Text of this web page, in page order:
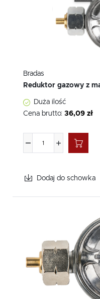
Bradas
Reduktor gazowy z
Duża ilość
Cena brutto: 36,09 zł
Dodaj do schowka